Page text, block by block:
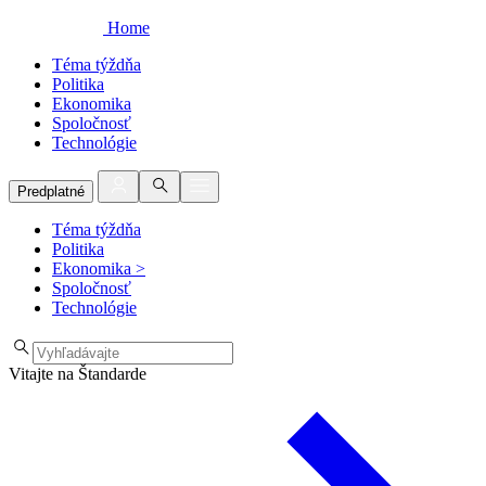
Home
Téma týždňa
Politika
Ekonomika
Spoločnosť
Technológie
Predplatné
Téma týždňa
Politika
Ekonomika >
Spoločnosť
Technológie
Vitajte na Štandarde